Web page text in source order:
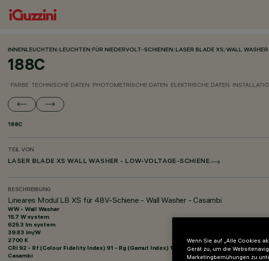
INNENLEUCHTEN/LEUCHTEN FÜR NIEDERVOLT-SCHIENEN/LASER BLADE XS/WALL
188C
FARBE TECHNISCHE DATEN PHOTOMETRISCHE DATEN ELEKTRISCHE DATEN
188C
TEIL VON
LASER BLADE XS WALL WASHER - LOW-VOLTAGE-SCHIENE
BESCHREIBUNG
Lineares Modul LB XS für 48V-Schiene - Wall Washer - Casambi
WW - Wall Washer
15.7 W system
625.3 lm system
39.83 lm/W
2700 K
CRI 92 - Rf (Colour Fidelity Index) 91 - Rg (Gamut Index) 102
Casambi
Wenn Sie auf „Alle Cookies
Gerät zu, um die
Marketingbemühungen zu